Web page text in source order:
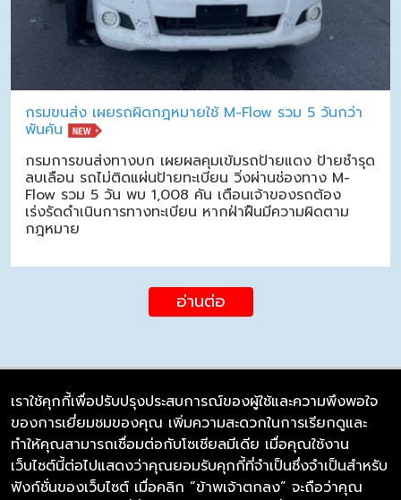
กรมขนส่ง เผยรถผิดกฎหมายใช้ M-Flow รวม 5 วันกว่า
พันคัน
กรมการขนส่งทางบก เผยผลคุมเข้มรถป้ายแดง ป้ายชำรุด
ลบเลือน รถไม่ติดแผ่นป้ายทะเบียน วิ่งผ่านช่องทาง M-
Flow รวม 5 วัน พบ 1,008 คัน เตือนเจ้าของรถต้อง
เร่งรัดดำเนินการทางทะเบียน หากฝ่าฝืนมีความผิดตาม
กฎหมาย
อ่านต่อ
บริษัท ซิมลิงค์ จำกัด
98/226 Bangrakyai-Baanmai Road,
Bangyai, Nonthaburi 11140
เราใช้คุกกี้เพื่อปรับปรุงประสบการณ์ของผู้ใช้และความพึงพอใจ
ของการเยี่ยมชมของคุณ เพิ่มความสะดวกในการเรียกดูและ
ทำให้คุณสามารถเชื่อมต่อกับโซเชียลมีเดีย เมื่อคุณใช้งาน
เว็บไซต์นี้ต่อไปแสดงว่าคุณยอมรับคุกกี้ที่จำเป็นซึ่งจำเป็นสำหรับ
ฟังก์ชั่นของเว็บไซต์ เมื่อคลิก “ข้าพเจ้าตกลง” จะถือว่าคุณ